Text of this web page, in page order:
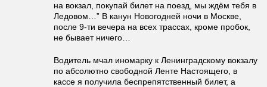
на вокзал, покупай билет на поезд, мы ждём тебя в
Ледовом…” В канун Новогодней ночи в Москве,
после 9-ти вечера на всех трассах, кроме пробок,
не бывает ничего…
Водитель мчал иномарку к Ленинградскому вокзалу
по абсолютно свободной Ленте Настоящего, в
кассе я получила беспрепятственный билет, а